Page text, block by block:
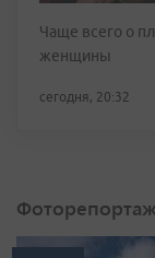
Чаще всего о
женщины
сегодня, 20:32